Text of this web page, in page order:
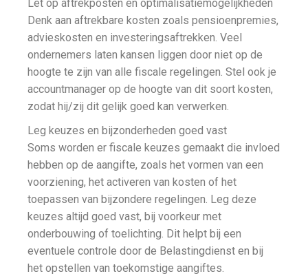
Let op aftrekposten en optimalisatiemogelijkheden
Denk aan aftrekbare kosten zoals pensioenpremies,
advieskosten en investeringsaftrekken. Veel
ondernemers laten kansen liggen door niet op de
hoogte te zijn van alle fiscale regelingen. Stel ook je
accountmanager op de hoogte van dit soort kosten,
zodat hij/zij dit gelijk goed kan verwerken.
Leg keuzes en bijzonderheden goed vast
Soms worden er fiscale keuzes gemaakt die invloed
hebben op de aangifte, zoals het vormen van een
voorziening, het activeren van kosten of het
toepassen van bijzondere regelingen. Leg deze
keuzes altijd goed vast, bij voorkeur met
onderbouwing of toelichting. Dit helpt bij een
eventuele controle door de Belastingdienst en bij
het opstellen van toekomstige aangiftes.